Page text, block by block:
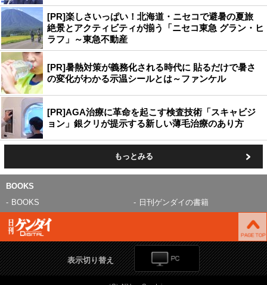
[PR]楽しさいっぱい！北海道・ニセコで避暑の夏旅
絶景とアクティビティが揃う「ニセコ東急 グラン・ヒ
ラフ」～東急不動産
[PR]暑熱対策が義務化される時代に 貼るだけで暑さ
の変化がわかる示温シールとは～ファンケル
[PR]AGA治療に革命を起こす検査技術「スキャビジ
ョン」銀クリが提示する新しい薄毛治療のあり方
もっとみる
BOOKS
BOOKS
日刊ゲンダイの書籍
表示切り替え